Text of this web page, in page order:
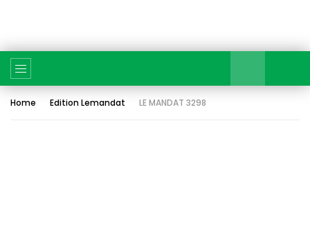
Home Edition Lemandat LE MANDAT 3298